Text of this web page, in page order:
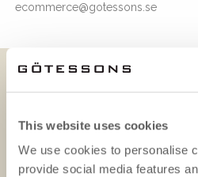
This website uses cookies
We use cookies to personalise
provide social media features
ecommerce@gotessons.se
DOWNLOADS